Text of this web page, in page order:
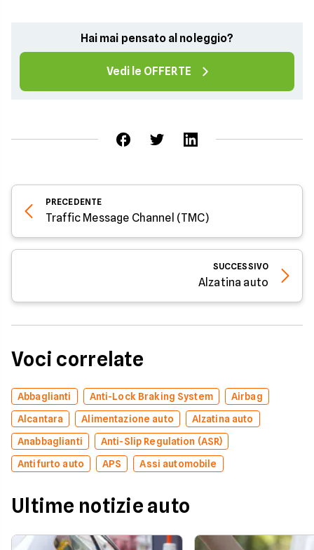
Hai mai pensato al noleggio?
Vedi le OFFERTE
PRECEDENTE
Traffic Message Channel (TMC)
SUCCESSIVO
Alzatina auto
Voci correlate
Abbaglianti Anti-Lock Braking System
Airbag
Alcantara
Alimentazione auto
Alzatina auto
Anabbaglianti
Anti-Slip Regulation (ASR)
Antifurto auto
APS Assi automobile
Ultime notizie auto